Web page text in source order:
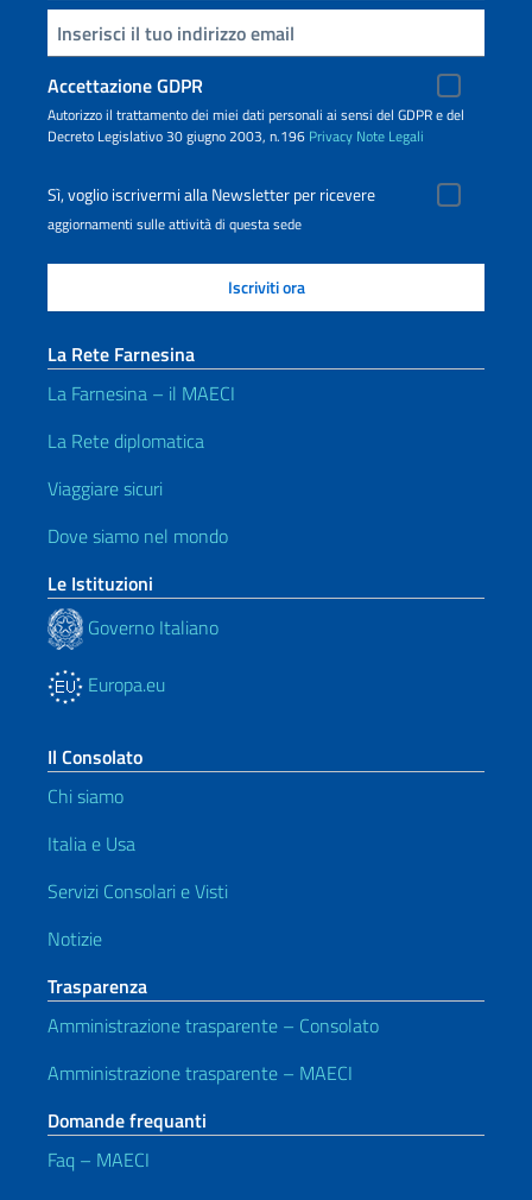
Inserisci la tua email
Accettazione GDPR
Autorizzo il trattamento dei miei dati personali ai sensi del GDPR e del
Decreto Legislativo 30 giugno 2003, n.196 Privacy Note Legali
Sì, voglio iscrivermi alla Newsletter per ricevere
aggiornamenti sulle attività di questa sede
La Rete Farnesina
La Farnesina – il MAECI
La Rete diplomatica
Viaggiare sicuri
Dove siamo nel mondo
Le Istituzioni
Governo Italiano
Europa.eu
Il Consolato
Chi siamo
Italia e Usa
Servizi Consolari e Visti
Notizie
Trasparenza
Amministrazione trasparente – Consolato
Amministrazione trasparente – MAECI
Domande frequanti
Faq – MAECI